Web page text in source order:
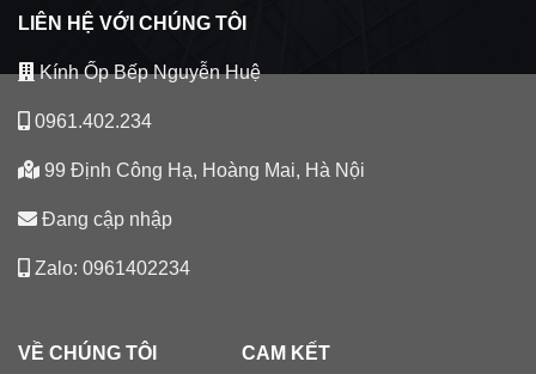
LIÊN HỆ VỚI CHÚNG TÔI
Kính Ốp Bếp Nguyễn Huệ
0961.402.234
99 Định Công Hạ, Hoàng Mai, Hà Nội
Đang cập nhập
Zalo: 0961402234
VỀ CHÚNG TÔI CAM KẾT